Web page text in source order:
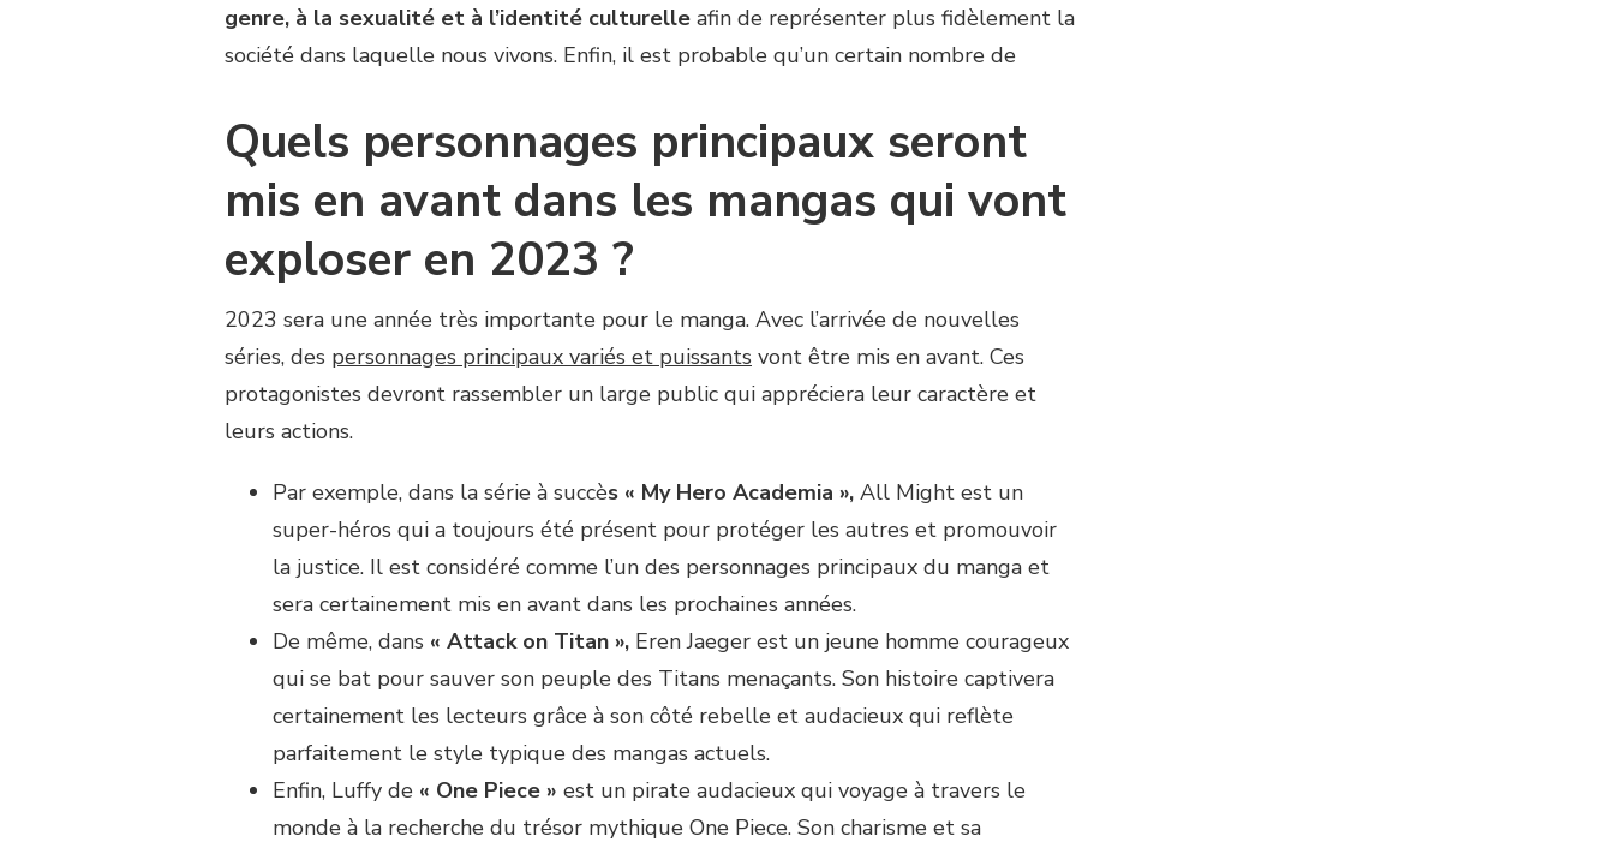
genre, à la sexualité et à l’identité culturelle afin de représenter plus fidèlement la
société dans laquelle nous vivons. Enfin, il est probable qu’un certain nombre de
Quels personnages principaux seront
mis en avant dans les mangas qui vont
exploser en 2023 ?
2023 sera une année très importante pour le manga. Avec l’arrivée de nouvelles
séries, des personnages principaux variés et puissants vont être mis en avant. Ces
protagonistes devront rassembler un large public qui appréciera leur caractère et
leurs actions.
Par exemple, dans la série à succès « My Hero Academia », All Might est un
super-héros qui a toujours été présent pour protéger les autres et promouvoir
la justice. Il est considéré comme l’un des personnages principaux du manga et
sera certainement mis en avant dans les prochaines années.
De même, dans « Attack on Titan », Eren Jaeger est un jeune homme courageux
qui se bat pour sauver son peuple des Titans menaçants. Son histoire captivera
certainement les lecteurs grâce à son côté rebelle et audacieux qui reflète
parfaitement le style typique des mangas actuels.
Enfin, Luffy de « One Piece » est un pirate audacieux qui voyage à travers le
monde à la recherche du trésor mythique One Piece. Son charisme et sa